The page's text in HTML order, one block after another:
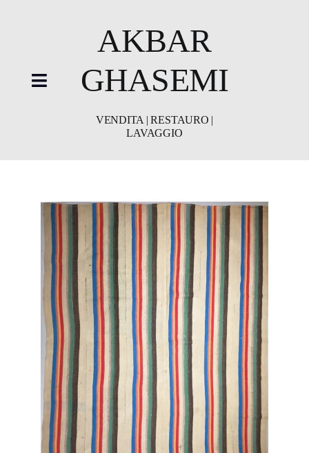
Toggle
Navigation
Restauro
Lavaggio
Video
social
contatti
storia
AKBAR
GHASEMI
VENDITA | RESTAURO |
LAVAGGIO